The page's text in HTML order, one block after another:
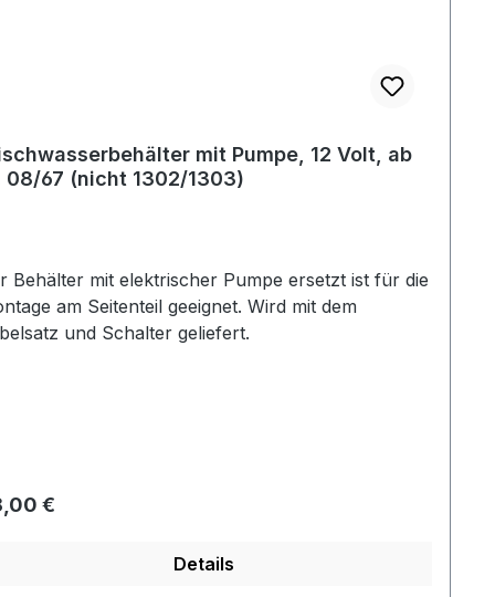
mit Pumpe, 12 Volt, ab
08/67 (nicht 1302/1303)
Behälter mit elektrischer Pumpe ersetzt ist für die
am Seitenteil geeignet. Wird mit dem
und Schalter geliefert.
Preis:
€
Details